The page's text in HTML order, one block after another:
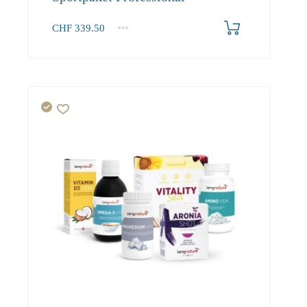
CHF 339.50
1+